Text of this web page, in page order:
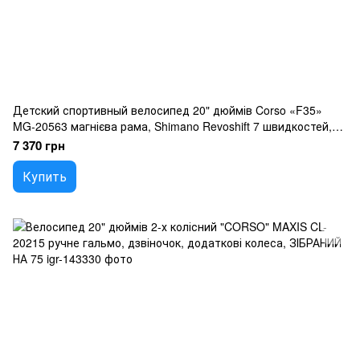
Детский спортивный велосипед 20" дюймів Corso «F35»
MG-20563 магнієва рама, Shimano Revoshift 7 швидкостей,
зібраний на 75
7 370 грн
Купить